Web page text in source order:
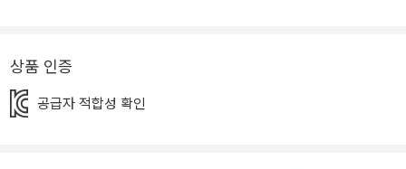
럽게 기억할 수 있어 기존의 반복적이고 따분한 영단어 학습을 벗어
서이다. 『놓지 마 초등 영단어』에 이은『놓지 마 초등 영어 표현』은 줄
상품 인증
공급자 적합성 확인